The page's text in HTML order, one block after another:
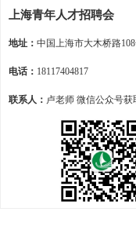
上海青年人才招聘会
地址： 中国上海市大木桥路
电话： 18117404817
联系人： 卢老师 微信公众号获